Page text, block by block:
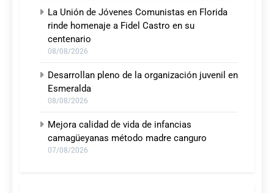
La Unión de Jóvenes Comunistas en Florida
rinde homenaje a Fidel Castro en su
centenario
08/08/2026
Desarrollan pleno de la organización juvenil en
Esmeralda
08/08/2026
Mejora calidad de vida de infancias
camagüeyanas método madre canguro
07/08/2026